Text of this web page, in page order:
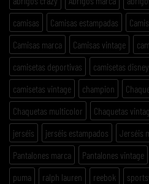
camisas
Camisas estampadas
Camisas marca
Camisas vintage
camisetas deportivas
camisetas disney
camisetas vintage
champion
Chaquetas multicolor
Chaquetas
jerséis
jerséis estampados Jerséis
Pantalones marca
Pantalones vintage
puma
ralph lauren reebok